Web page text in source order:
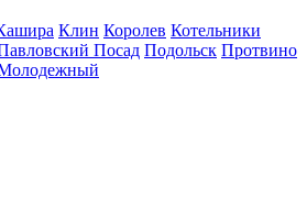
Клин Королев Котельники
Посад Подольск Протвино